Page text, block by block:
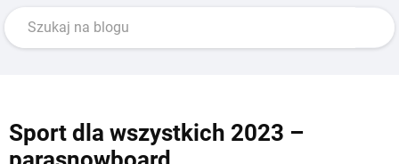
Sport dla wszystkich 2023 –